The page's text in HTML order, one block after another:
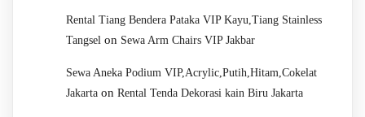
Rental Tiang Bendera Pataka VIP Kayu,Tiang Stainless
Tangsel on Sewa Arm Chairs VIP Jakbar
Sewa Aneka Podium VIP,Acrylic,Putih,Hitam,Cokelat
Jakarta on Rental Tenda Dekorasi kain Biru Jakarta